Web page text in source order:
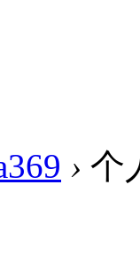
› 个